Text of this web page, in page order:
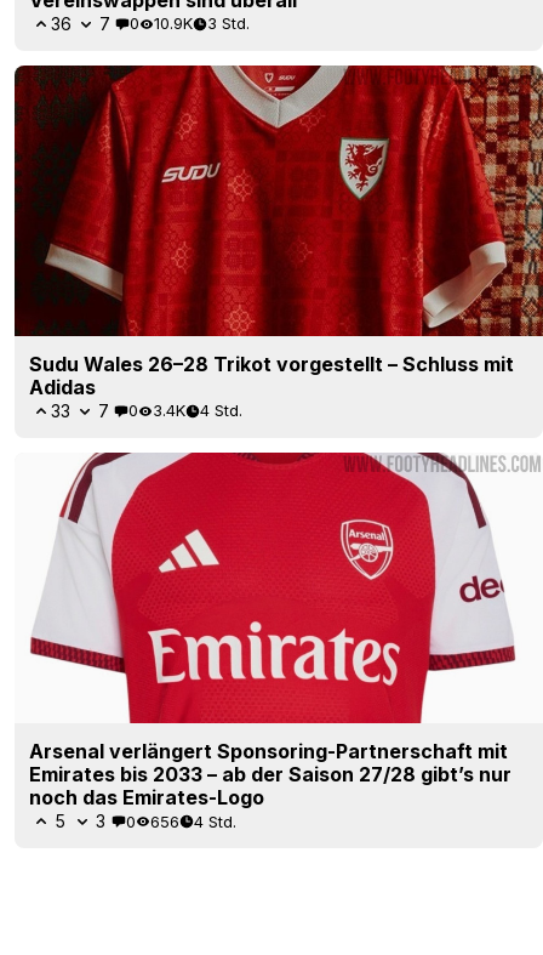
36 7 0 10.9K 3 Std.
Sudu Wales 26–28 Trikot vorgestellt – Schluss mit
Adidas
33 7 0 3.4K 4 Std.
Arsenal verlängert Sponsoring-Partnerschaft mit
Emirates bis 2033 – ab der Saison 27/28 gibt’s nur
noch das Emirates-Logo
5 3 0 656 4 Std.